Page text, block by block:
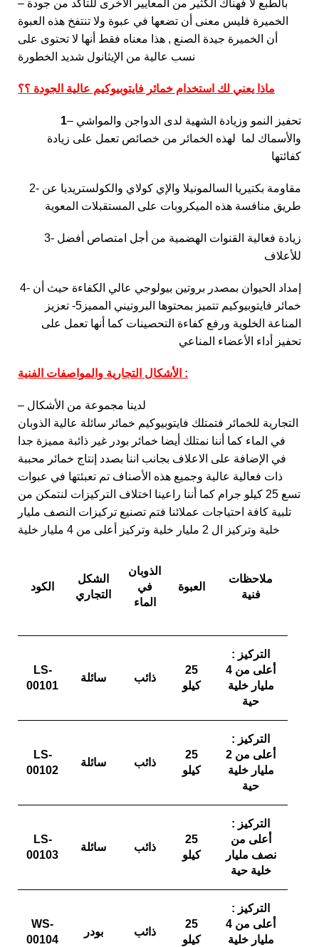
– بالطبع لا فهناك الكثير من المعايير الأخرى للتأكد من جودة
الخميرة فليس معنى أن تضعها في عبوة ولا تنتفخ هذه العبوة
أن الخميرة جيدة الصنع , هذا معناه فقط أنها لا تحتوى على
نسب عالية من الإيثانول شديد الخطورة
ماذا يعني لك استخدام خمائر فايتوبيوكيم عالية الجودة ؟؟
1– تحفيز النمو وزيادة الشهية لدى الدواجن والمواشي
والأسماك لما لهذه الخمائر من خصائص تعمل على زيادة
كفائتها
2- مقاومة بكتيريا السالمونيلا والإي كولاي والكولستريديا عن
طريق منافسة هذه الميكروبات على المستقبلات المعوية
3- زيادة فعالية القنوات الهضمية من أجل امتصاص أفضل
للأعلاف
4- إمداد الحيوان بمصدر بروتين بيولوجي عالي الكفاءة حيث أن
خمائر فايتوبيوكيم تتميز بمحتوها البروتيني المميز5- تعزيز
المناعة الخلوية ورفع كفاءة التحصينات كما أنها تعمل على
تحفيز أداء الأعضاء المناعي
الأشكال التجارية والمواصفات الفنية :
– لدينا مجموعة من الأشكال
التجارية للخمائر فتمتلك فايتوبيوكيم خمائر سائلة عالية الذوبان
في الماء كما أننا نمتلك أيضا خمائر بودر غير ذائبة مميزة جدا
في الإضافة على الاعلاف بجانب اننا بصدد إنتاج خمائر محببة
ذات فعالية عالية وجميع هذه الأصناف تم تعبئتها في عبوات
تسع 25 كيلو جرام كما أننا راعينا اختلاف التركيزات لنتمكن من
تلبية كافة احتياجات عملائنا فتم تصنيع تركيزات النصف مليار
خلية وتركيز ال 2 مليار خلية وتركيز أعلى من 4 مليار خلية
الكود
الشكل
التجاري
الذوبان
في
الماء
العبوة
ملاحظات
فنية
LS-
00101
سائلة ذائب
25
كيلو
التركيز :
أعلى من 4
مليار خلية
حية
LS-
00102
سائلة ذائب
25
كيلو
التركيز :
أعلى من 2
مليار خلية
حية
LS-
00103
سائلة ذائب
25
كيلو
التركيز :
أعلى من
نصف مليار
خلية حية
WS-
00104
بودر ذائب
25
كيلو
التركيز :
أعلى من 4
مليار خلية